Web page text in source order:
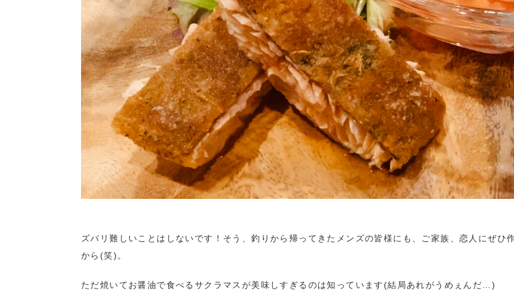
ズバリ難しいことはしないです！そう、釣りから帰ってきたメンズの皆様にも、ご家族、恋人にぜひ
から(笑)。
ただ焼いてお醤油で食べるサクラマスが美味しすぎるのは知っています(結局あれがうめぇんだ…)